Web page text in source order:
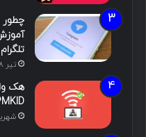
چطور
تلگرام
تیر ۱۸, ۱۳۹۹
هک
شهریور ۲۴,